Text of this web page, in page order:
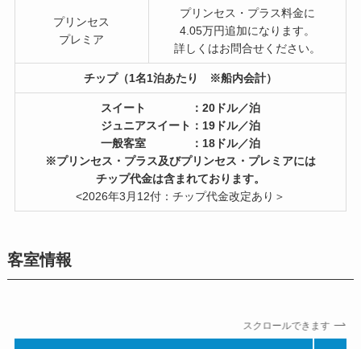
プリンセス
プレミア
プリンセス・プラス料金に
4.05万円追加になります。
詳しくはお問合せください。
チップ（1名1泊あたり ※船内会計）
スイート ：20ドル／泊
ジュニアスイート：19ドル／泊
一般客室 ：18ドル／泊
※プリンセス・プラス及びプリンセス・プレミアには
チップ代金は含まれております。
<2026年3月12付：チップ代金改定あり＞
客室情報
スクロールできます